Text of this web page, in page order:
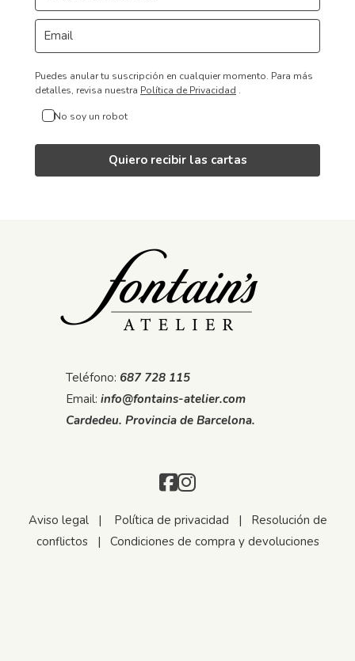
Puedes anular tu suscripción en cualquier momento. Para más
detalles, revisa nuestra Política de Privacidad .
No soy un robot
Quiero recibir las cartas
Teléfono: 687 728 115
Email: info@fontains-atelier.com
Cardedeu. Provincia de Barcelona.
Aviso legal| Política de privacidad | Resolución de
conflictos| Condiciones de compra y devoluciones